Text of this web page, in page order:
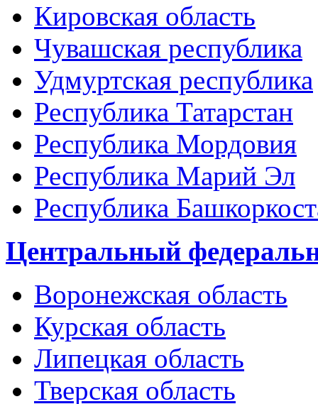
Кировская область
Чувашская республика
Удмуртская республика
Республика Татарстан
Республика Мордовия
Республика Марий Эл
Республика
Центральный
Воронежская область
Курская область
Липецкая область
Тверская область